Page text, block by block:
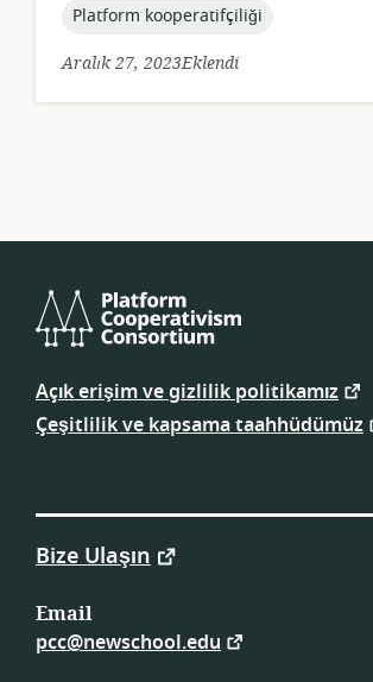
topic:
Platform kooperatifçiliği
Aralık 27, 2023Eklendi
Platform
Konsorsiyumu
Açık erişim ve gizlilik politikamız
Çeşitlilik ve kapsama taahhüdümüz
Bize Ulaşın
Email
pcc@newschool.edu